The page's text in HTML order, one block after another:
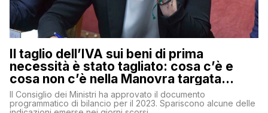
Il taglio dell’IVA sui beni di prima
necessità è stato tagliato: cosa c’è e
cosa non c’è nella Manovra targata
Meloni
Il Consiglio dei Ministri ha approvato il documento
programmatico di bilancio per il 2023. Spariscono alcune delle